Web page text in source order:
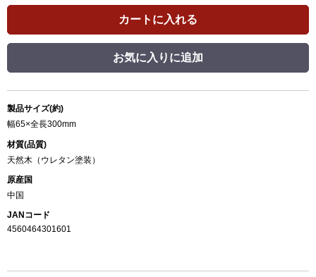
カートに入れる
お気に入りに追加
製品サイズ(約)
幅65×全長300mm
材質(品質)
天然木（ウレタン塗装）
原産国
中国
JANコード
4560464301601